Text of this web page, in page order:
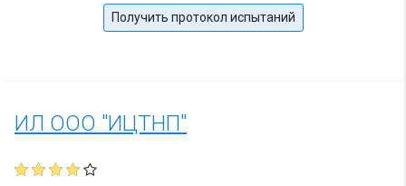
Получить протокол испытаний
ИЛ ООО "ИЦТНП"